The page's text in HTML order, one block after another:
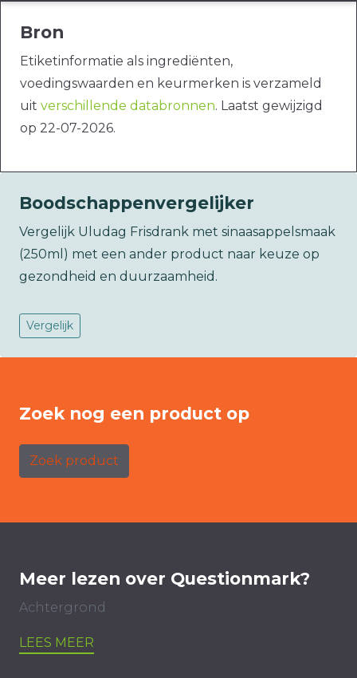
Bron
Etiketinformatie als ingrediënten,
voedingswaarden en keurmerken is verzameld
uit verschillende databronnen. Laatst gewijzigd
op 22-07-2026.
Boodschappenvergelijker
Vergelijk Uludag Frisdrank met sinaasappelsmaak
(250ml) met een ander product naar keuze op
gezondheid en duurzaamheid.
Vergelijk
Zoek nog een product op
Zoek product
Meer lezen over Questionmark?
Achtergrond
LEES MEER